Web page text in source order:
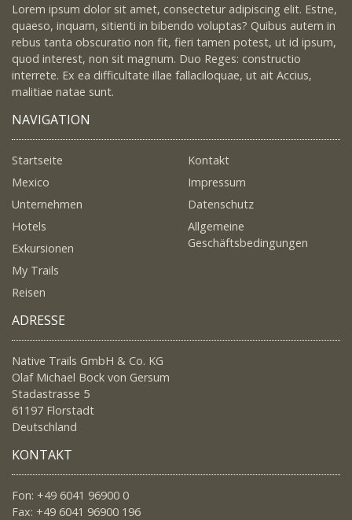
Lorem ipsum dolor sit amet, consectetur adipiscing elit. Estne,
quaeso, inquam, sitienti in bibendo voluptas? Quibus autem in
rebus tanta obscuratio non fit, fieri tamen potest, ut id ipsum,
quod interest, non sit magnum. Duo Reges: constructio
interrete. Ex ea difficultate illae fallaciloquae, ut ait Accius,
malitiae natae sunt.
NAVIGATION
Startseite
Mexico
Unternehmen
Hotels
Exkursionen
My Trails
Reisen
Kontakt
Impressum
Datenschutz
Allgemeine
Geschäftsbedingungen
ADRESSE
Native Trails GmbH & Co. KG
Olaf Michael Bock von Gersum
Stadastrasse 5
61197 Florstadt
Deutschland
KONTAKT
Fon: +49 6041 96900 0
Fax: +49 6041 96900 196